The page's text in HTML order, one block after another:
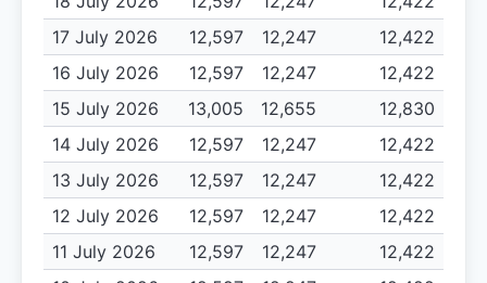
17 July 2026
12,597 12,247
12,422
16 July 2026
12,597 12,247
12,422
15 July 2026
13,005 12,655
12,830
14 July 2026
12,597 12,247
12,422
13 July 2026
12,597 12,247
12,422
12 July 2026
12,597 12,247
12,422
11 July 2026
12,597 12,247
12,422